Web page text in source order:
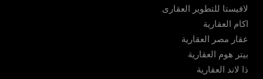
لافيستا للتطوير العقارى
اكام العقارية
عقار مصر العقارية
بيتر هوم العقارية
ذا لاند العقارية